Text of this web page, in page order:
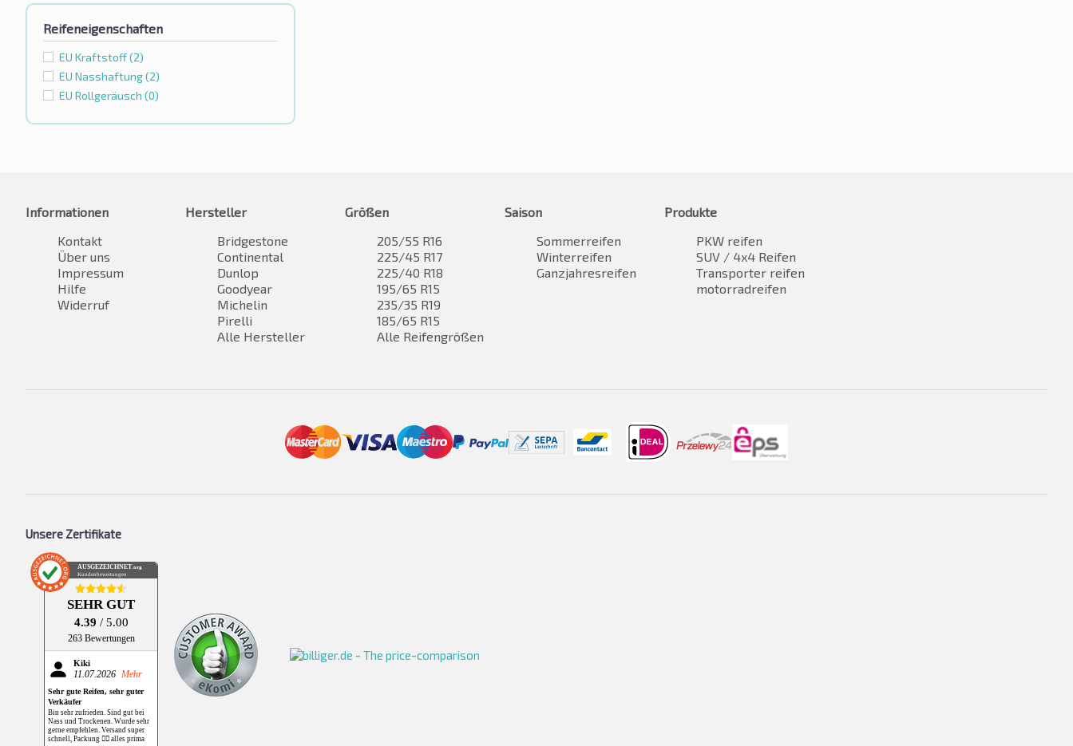
Reifeneigenschaften
EU Kraftstoff(2)
EU Nasshaftung(2)
EU Rollgeräusch (0)
Informationen
Kontakt
Über uns
Impressum
Hilfe
Widerruf
Hersteller
Bridgestone
Continental
Dunlop
Goodyear
Michelin
Pirelli
Alle Hersteller
Größen
205/55 R16
225/45 R17
225/40 R18
195/65 R15
235/35 R19
185/65 R15
Alle Reifengrößen
Saison
Sommerreifen
Winterreifen
Ganzjahresreifen
Produkte
PKW reifen
SUV / 4x4 Reifen
Transporter reifen
motorradreifen
Unsere Zertifikate
AUSGEZEICHNET .org
Kundenbewertungen
SEHR GUT
4.39 / 5.00
263 Bewertungen
Kiki
11.07.2026 Mehr
Sehr gute Reifen, sehr guter
Verkäufer
Bin sehr zufrieden. Sind gut bei
Nass und Trockenen. Wurde sehr
gerne empfehlen. Versand super
schnell, Packung 👌🏻 alles prima